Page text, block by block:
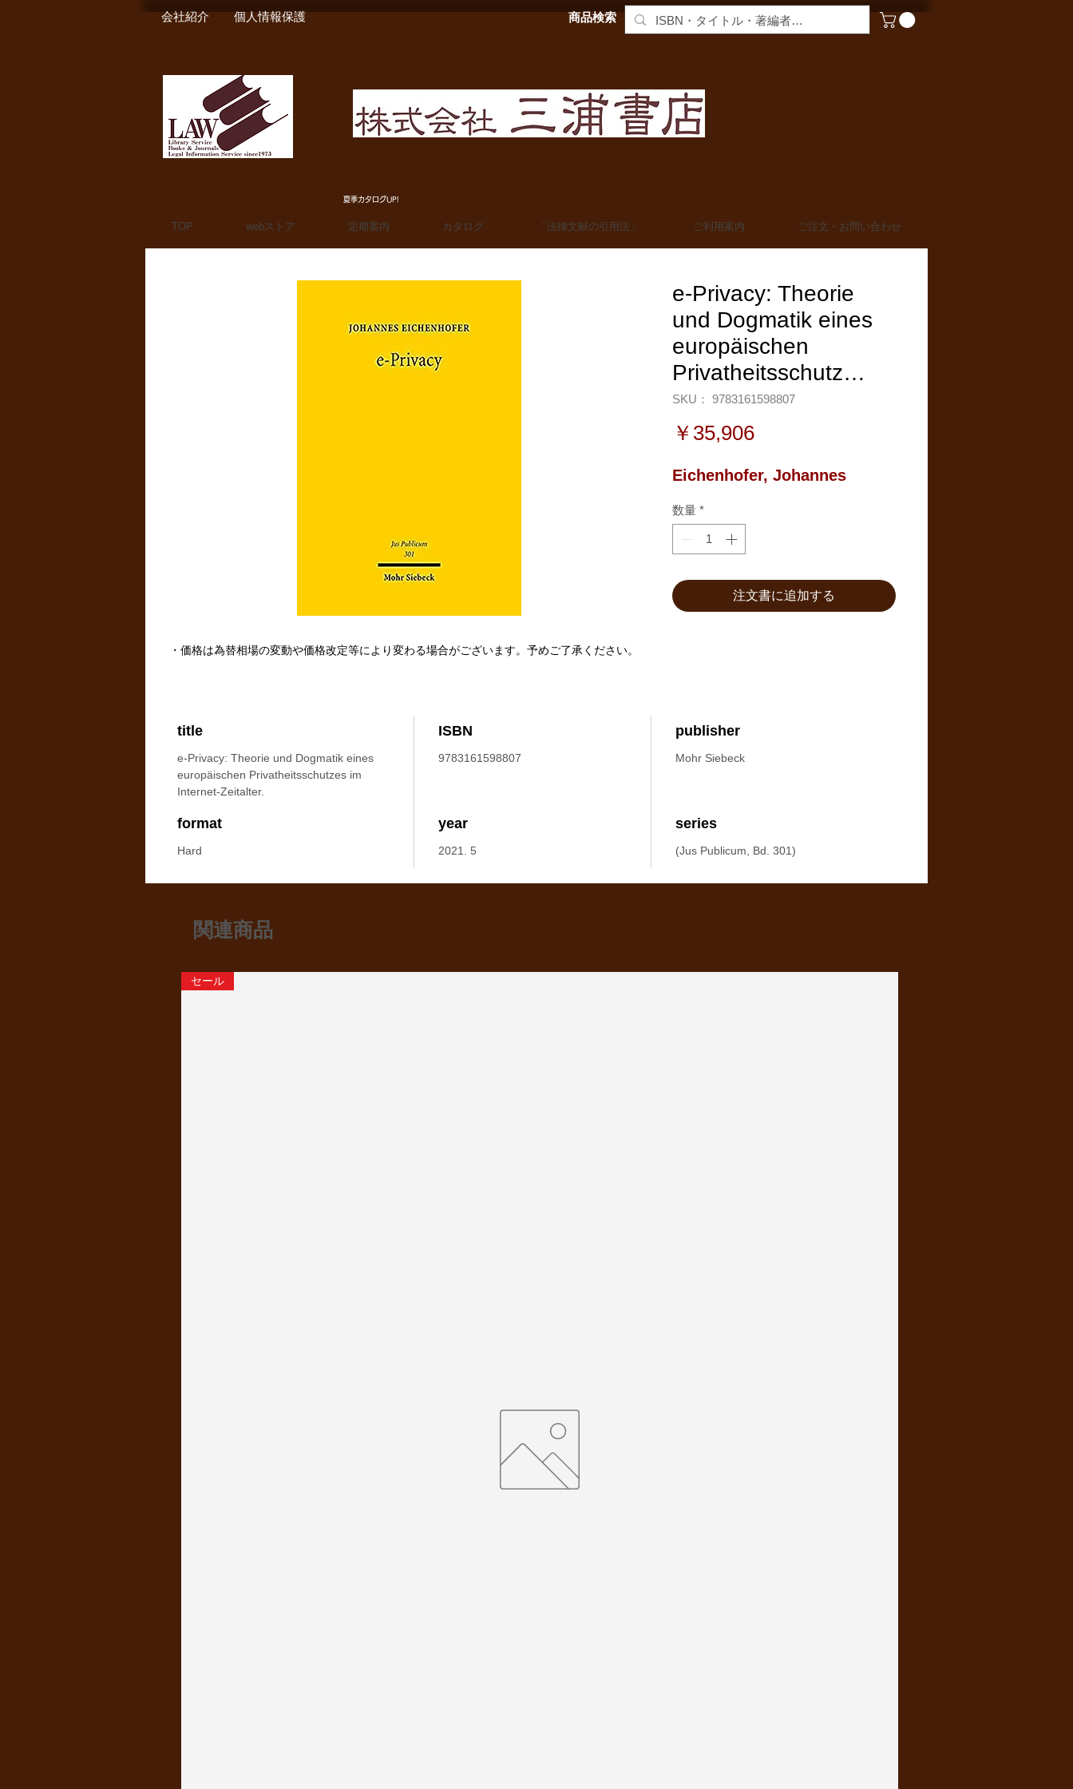
会社紹介 個人情報保護 商品検索
夏季カタログUP!
TOP webストア 定期案内 カタログ 「法律文献の引用法」 ご利用案内 ご注文・お問い合わせ
e-Privacy: Theorie
und Dogmatik eines
europäischen
Privatheitsschutz…
SKU： 9783161598807
￥35,906価
Eichenhofer, Johannes
数量 *
注文書に追加する
title
e-Privacy: Theorie und Dogmatik eines
europäischen Privatheitsschutzes im
Internet-Zeitalter.
ISBN
9783161598807
publisher
Mohr Siebeck
format
Hard
year
2021. 5
series
(Jus Publicum, Bd. 301)
・価格は為替相場の変動や価格改定等により変わる場合がございます。予めご了承ください。
関連商品
セール